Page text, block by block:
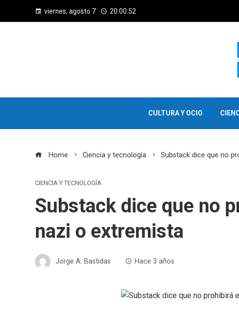
viernes, agosto 7 20:00:53
CULTURA Y OCIO
Home Ciencia y tecnología Substack dice que no
CIENCIA Y TECNOLOGÍA
Substack dice que no
nazi o extremista
Jorge A. Bastidas Hace 3 años